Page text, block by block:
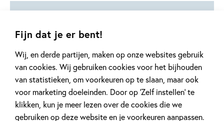
Fijn dat je er bent!
Wij, en derde partijen, maken op onze websites gebruik
van cookies. Wij gebruiken cookies voor het bijhouden
van statistieken, om voorkeuren op te slaan, maar ook
voor marketing doeleinden. Door op ‘Zelf instellen’ te
klikken, kun je meer lezen over de cookies die we
gebruiken op deze website en je voorkeuren aanpassen.
15,99
Hardcover
15,99
Hardcover